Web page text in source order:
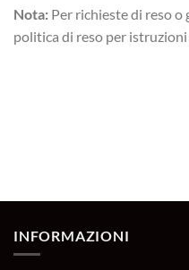
Nota: Per richieste di reso o
politica di reso per
INFORMAZIONI